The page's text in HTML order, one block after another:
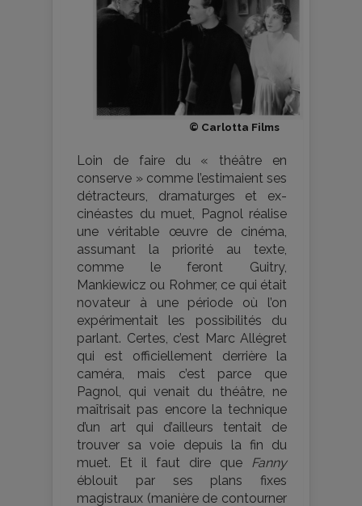
© Carlotta Films
Loin de faire du « théâtre en
conserve » comme l’estimaient ses
détracteurs, dramaturges et ex-
cinéastes du muet, Pagnol réalise
une véritable œuvre de cinéma,
assumant la priorité au texte,
comme le feront Guitry,
Mankiewicz ou Rohmer, ce qui était
novateur à une période où l’on
expérimentait les possibilités du
parlant. Certes, c’est Marc Allégret
qui est officiellement derrière la
caméra, mais c’est parce que
Pagnol, qui venait du théâtre, ne
maîtrisait pas encore la technique
d’un art qui d’ailleurs tentait de
trouver sa voie depuis la fin du
muet. Et il faut dire que Fanny
éblouit par ses plans fixes
magistraux (manière de contourner